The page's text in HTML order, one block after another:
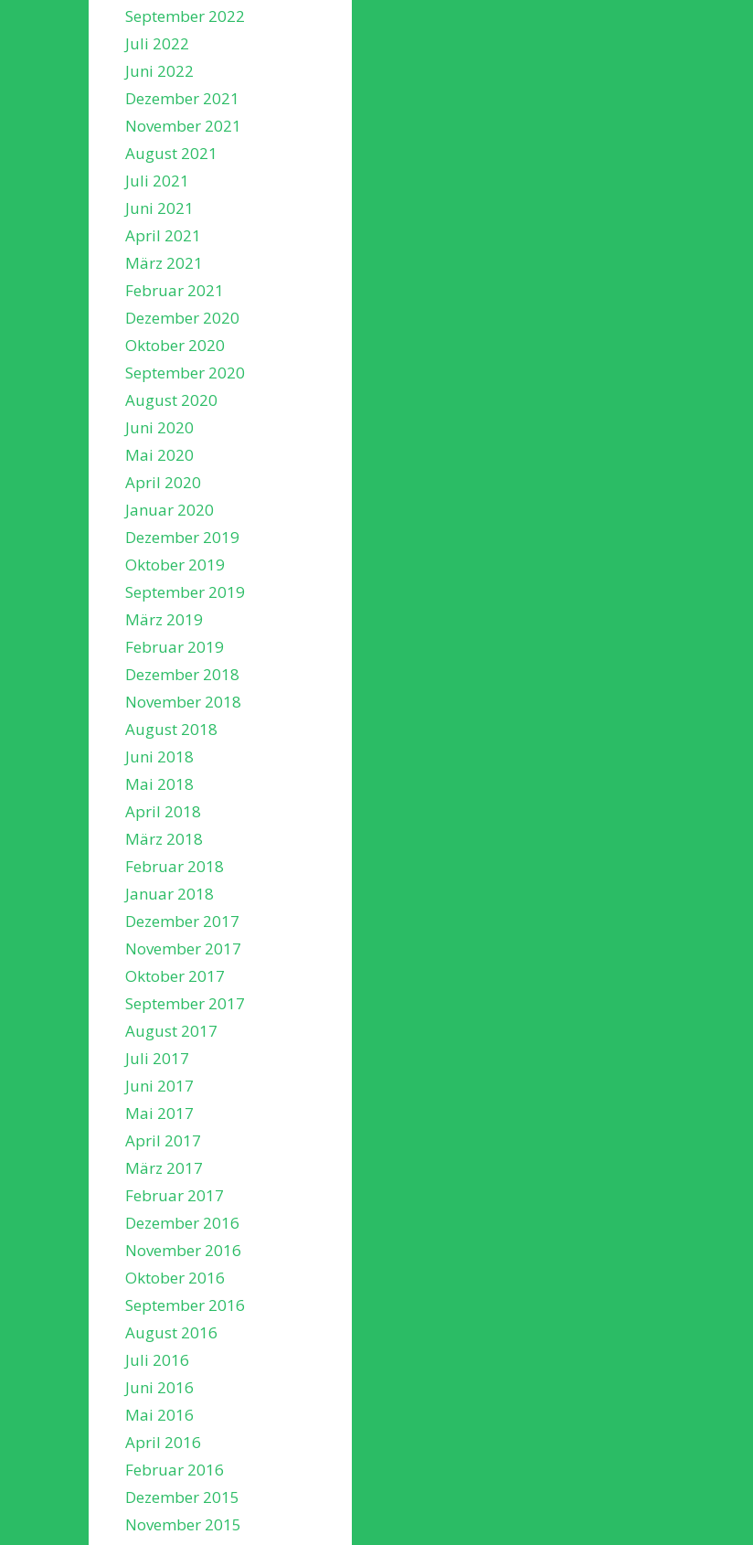
September 2022
Juli 2022
Juni 2022
Dezember 2021
November 2021
August 2021
Juli 2021
Juni 2021
April 2021
März 2021
Februar 2021
Dezember 2020
Oktober 2020
September 2020
August 2020
Juni 2020
Mai 2020
April 2020
Januar 2020
Dezember 2019
Oktober 2019
September 2019
März 2019
Februar 2019
Dezember 2018
November 2018
August 2018
Juni 2018
Mai 2018
April 2018
März 2018
Februar 2018
Januar 2018
Dezember 2017
November 2017
Oktober 2017
September 2017
August 2017
Juli 2017
Juni 2017
Mai 2017
April 2017
März 2017
Februar 2017
Dezember 2016
November 2016
Oktober 2016
September 2016
August 2016
Juli 2016
Juni 2016
Mai 2016
April 2016
Februar 2016
Dezember 2015
November 2015